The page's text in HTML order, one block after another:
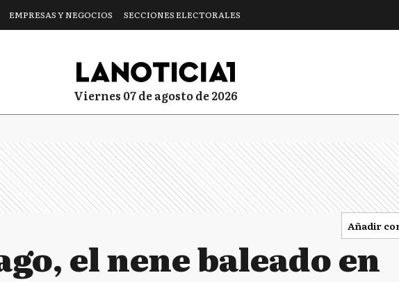
EMPRESAS Y NEGOCIOS SECCIONES ELECTORALES
viernes 07 de agosto de 2026
Añadir
el nene baleado en